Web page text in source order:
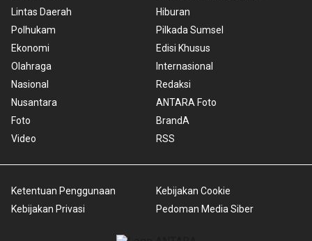
Lintas Daerah
Polhukam
Ekonomi
Olahraga
Nasional
Nusantara
Foto
Video
Hiburan
Pilkada Sumsel
Edisi Khusus
Internasional
Redaksi
ANTARA Foto
BrandA
RSS
Ketentuan Penggunaan
Kebijakan Privasi
Kebijakan Cookie
Pedoman Media Siber